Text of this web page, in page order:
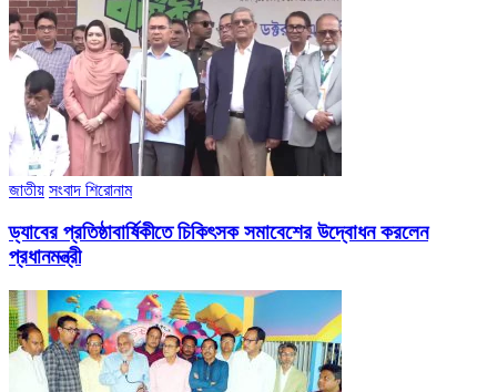
জাতীয় সংবাদ শিরোনাম
ড্যাবের প্রতিষ্ঠাবার্ষিকীতে চিকিৎসক সমাবেশের উদ্বোধন করলেন
প্রধানমন্ত্রী